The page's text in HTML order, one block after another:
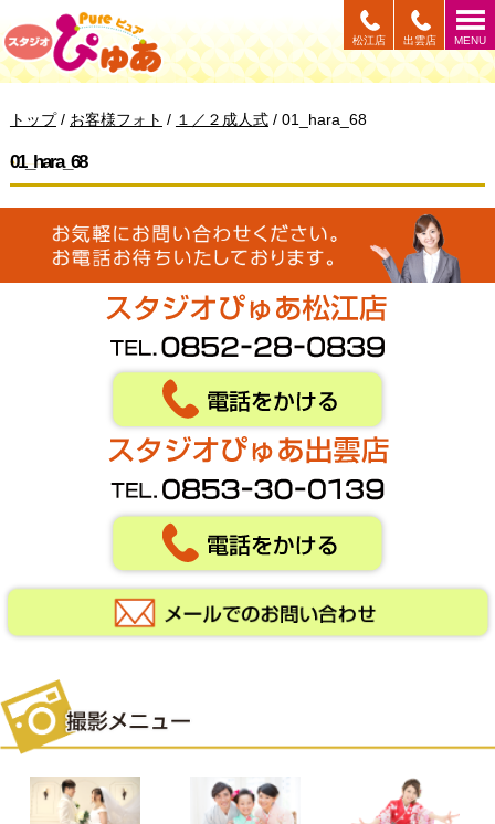
このページの本文へ
MENU
出雲店
松江店
現
の
トップ/ お客様フォト / １／２成人式/ 01_hara_68
01_hara_68